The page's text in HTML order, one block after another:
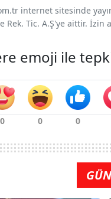
internet sitesinde
Rek. Tic. A.Ş'ye aittir.
emoji ile